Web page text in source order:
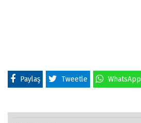
Paylaş Tweetle WhatsApp